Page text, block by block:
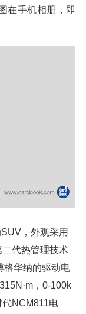
在手机相册，即
，外观采用
代热管理技术
格华纳的驱动电
，0-100k
NCM811电